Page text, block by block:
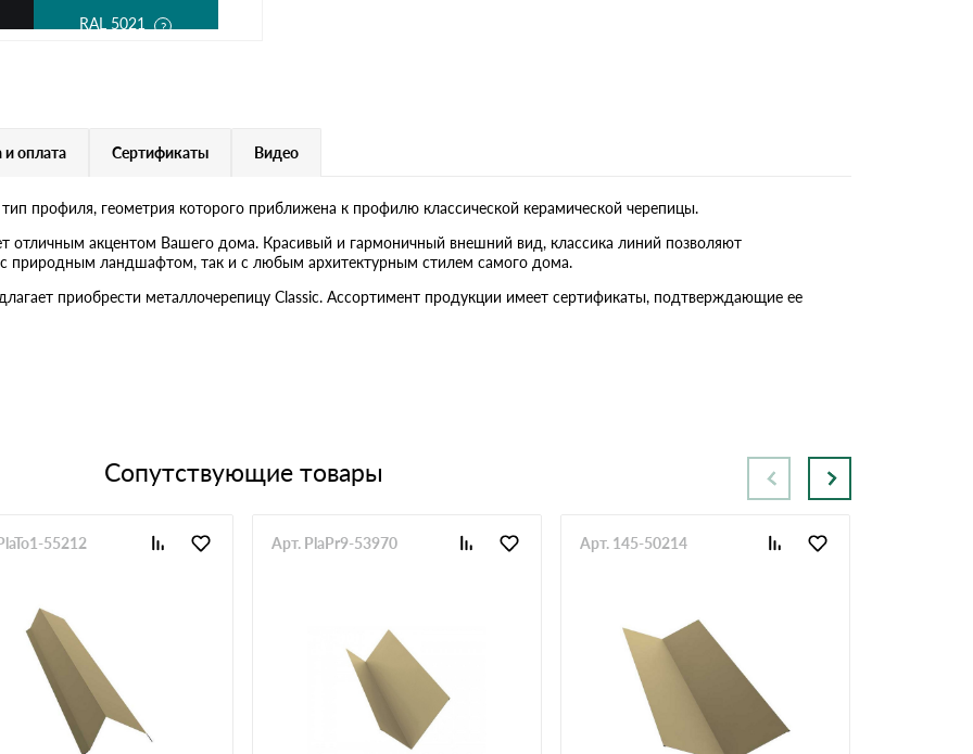
RAL 5021
RAL 9006
RR 29
и оплата Сертификаты Видео
профиля, геометрия которого приближена к профилю классической керамической черепицы.
отличным акцентом Вашего дома. Красивый и гармоничный внешний вид, классика линий позволяют
с природным ландшафтом, так и с любым архитектурным стилем самого дома.
приобрести металлочерепицу Classic. Ассортимент продукции имеет сертификаты, подтверждающие ее
Сопутствующие товары
55212 Арт. PlaPr9-53970 Арт. 145-50214